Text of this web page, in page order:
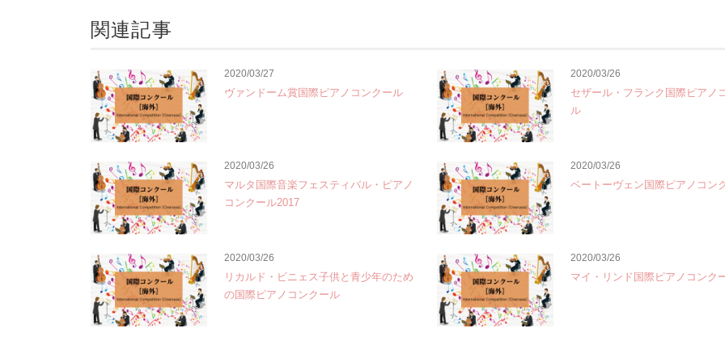
関連記事
2020/03/27
ヴァンドーム賞国際ピアノコンクール
2020/03/26
セザール・フランク国際ピアノ
ル
2020/03/26
マルタ国際音楽フェスティバル・ピアノ
コンクール2017
2020/03/26
ベートーヴェン国際ピアノコン
2020/03/26
リカルド・ビニェス子供と青少年のため
の国際ピアノコンクール
2020/03/26
マイ・リンド国際ピアノコンク